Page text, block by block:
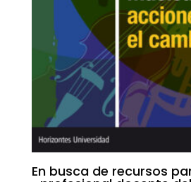
En busca de recursos